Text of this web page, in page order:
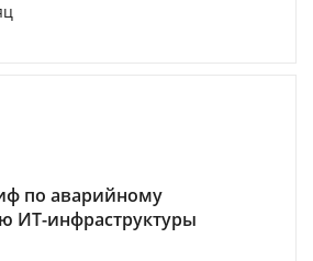
по аварийному
ИТ-инфраструктуры